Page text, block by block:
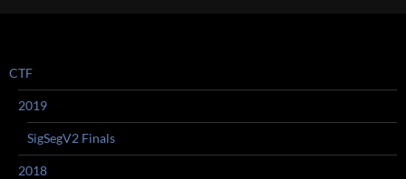
CTF
2019
SigSegV2 Finals
2018